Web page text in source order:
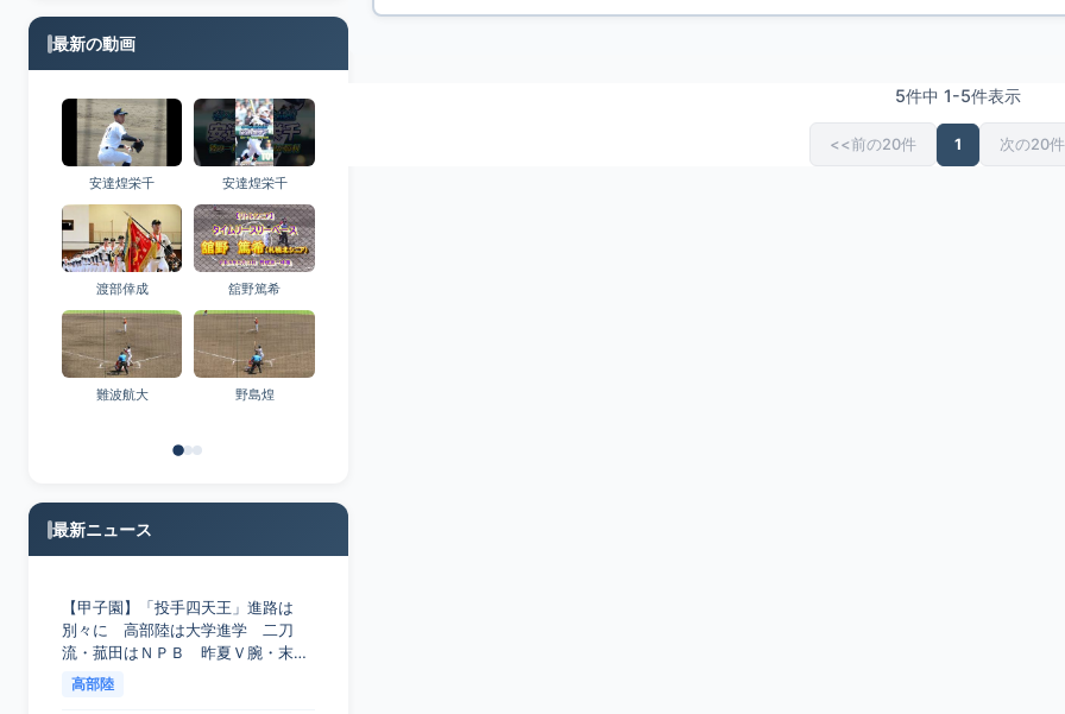
5件中 1-5件表示
<<前の20件 1 次の20
最新の動画
安達煌栄千 安達煌栄千
渡部倖成 舘野篤希
難波航大 野島煌
最新ニュース
【甲子園】「投手四天王」進路は
別々に 高部陸は大学進学 二刀
流・菰田はＮＰＢ 昨夏Ｖ腕・末
吉、１５７キロ右腕・織田は… - ス
ポーツ報知
高部陸